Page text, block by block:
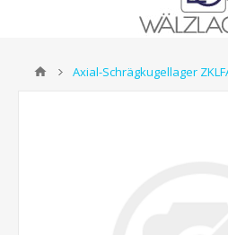
Axial-Schrägkugellager